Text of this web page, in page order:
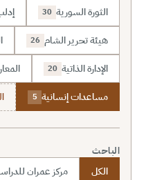
الثورة السورية 30
هيئة تحرير الشام 26
الإدارة الذاتية 20
مساعدات إنسانية 5
الباحث
الكل مركز عمران